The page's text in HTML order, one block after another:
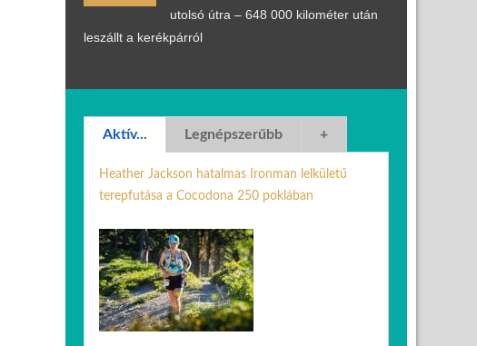
utolsó útra – 648 000 kilométer után
leszállt a kerékpárról
Aktív... Legnépszerűbb +
Heather Jackson hatalmas Ironman lelkületű
terepfutása a Cocodona 250 poklában